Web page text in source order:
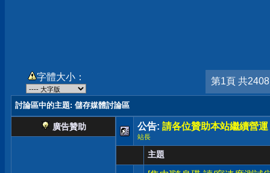
字體大小： 第1頁 共
討論區中的主題: 儲存媒體討論區
廣告贊助 公告: 請各位贊助本站繼續營運
站長
主題